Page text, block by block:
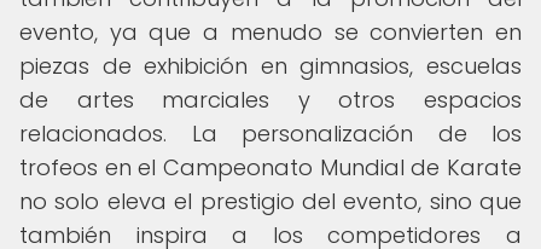
evento, ya que a menudo se convierten en
piezas de exhibición en gimnasios, escuelas
de artes marciales y otros espacios
relacionados. La personalización de los
trofeos en el Campeonato Mundial de Karate
no solo eleva el prestigio del evento, sino que
también inspira a los competidores a